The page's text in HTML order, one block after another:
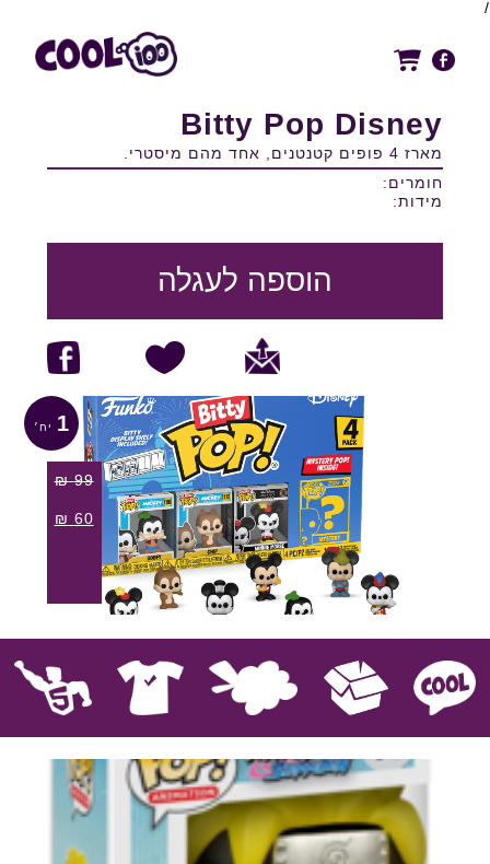
/
Bitty Pop Disney
מארז 4 פופים קטנטנים, אחד מהם מיסטרי.
חומרים:
מידות:
הוספה לעגלה
1
99
₪
60
₪
אספנות בובות פרווה חולצות פסלים